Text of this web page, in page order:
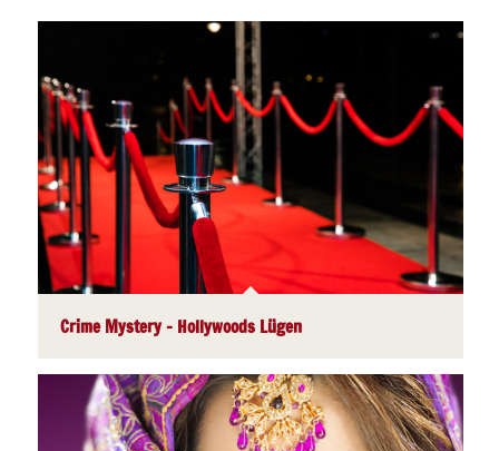
Crime Mystery – Hollywoods Lügen